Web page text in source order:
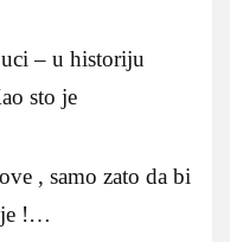
– u historiju
sto je
, samo zato da bi
!…